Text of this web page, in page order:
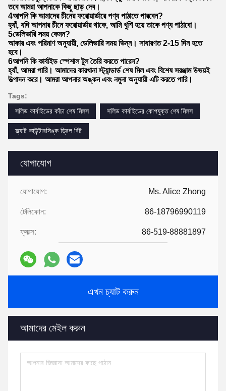
যোগাযোগ
যোগাযোগ: Ms. Alice Zhong
টেলিফোন: 86-18796990119
ফ্যাক্স: 86-519-88881897
এখন চ্যাট করুন
আমাদের মেইল ​​করুন
তবে আমরা আপনাকে কিছু ছাড় দেব।
4আপনি কি আমাদের চীনের ফরোয়ার্ডারে পণ্য পাঠাতে পারবেন?
হ্যাঁ, যদি আপনার চীনে ফরোয়ার্ডার থাকে, আমি খুশি হয়ে তাকে পণ্য পাঠাবো।
5ডেলিভারি সময় কেমন?
আকার এবং পরিমাণ অনুযায়ী, ডেলিভারি সময় ভিন্ন। সাধারণত 2-15 দিন হতে
হবে।
6আপনি কি কার্বাইড স্পেশাল টুল তৈরি করতে পারেন?
হ্যাঁ, আমরা পারি। আমাদের কারখানা স্ট্যান্ডার্ড শেষ মিল এবং বিশেষ সরঞ্জাম উভয়ই
উত্পাদন করে। আমরা আপনার অঙ্কন এবং নমুনা অনুযায়ী এটি করতে পারি।
Tags:
সলিড কার্বাইডের কাঁচা শেষ মিলস
সলিড কার্বাইডের কোপযুক্ত শেষ মিলস
ফ্ল্যাট কাউন্টারসিঙ্ক ড্রিল বিট